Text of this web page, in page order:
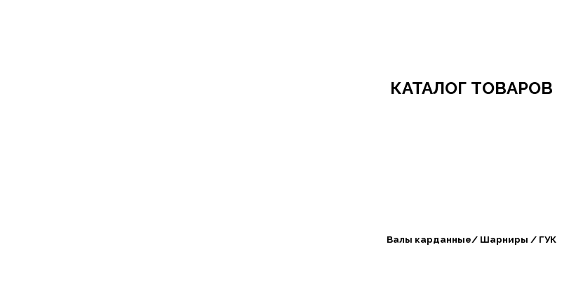
КАТАЛОГ ТОВАРОВ
Валы карданные/ Шарниры / ГУК